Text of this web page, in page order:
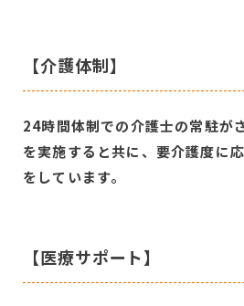
【介護体制】
24時間体制での介護士の常駐が
を実施すると共に、要介護度に
をしています。
【医療サポート】